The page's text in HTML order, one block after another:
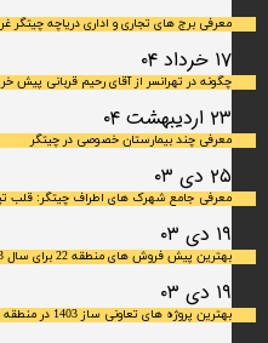
معرفی برج های تجاری و اداری دریاچه چیتگر
۱۷ خرداد ۰۴
چگونه در تهرانسر از آقای رحیم قربانی پیش
۲۳ اردیبهشت ۰۴
معرفی چند بیمارستان خصوصی در چیتگر
۲۵ دی ۰۳
معرفی جامع شهرک‌ های اطراف چیتگر: قلب
۱۹ دی ۰۳
بهترین پیش فروش های منطقه 22 برای سال 1403
۱۹ دی ۰۳
بهترین پروژه های تعاونی ساز 1403 در منطقه 22 کدامند؟